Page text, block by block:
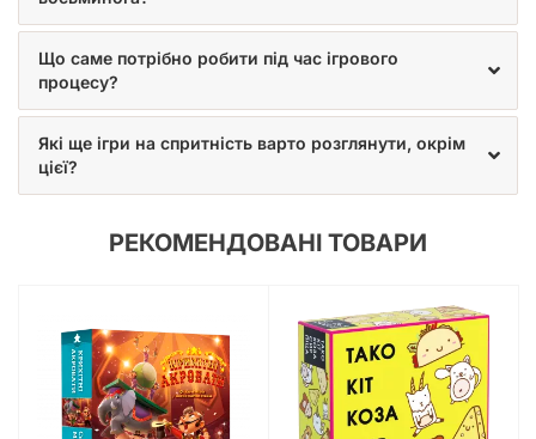
Що саме потрібно робити під час ігрового
процесу?
Які ще ігри на спритність варто розглянути, окрім
цієї?
РЕКОМЕНДОВАНІ ТОВАРИ